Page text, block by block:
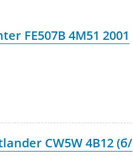
FE507B 4M51 2001
CW5W 4B12 (б/